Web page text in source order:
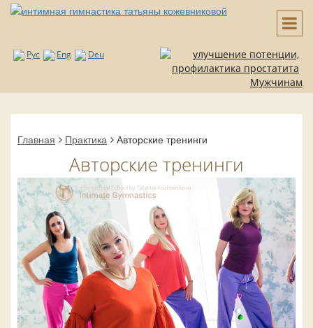
Рус Eng Deu
Мужчинам
Главная Практика Авторские тренинги
Авторские тренинги